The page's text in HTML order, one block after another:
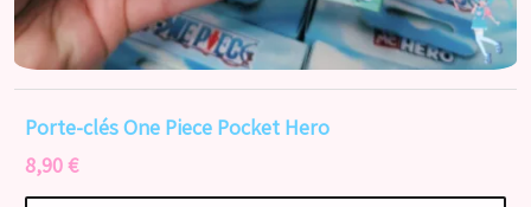
Porte-clés One Piece Pocket Hero
8,90 €